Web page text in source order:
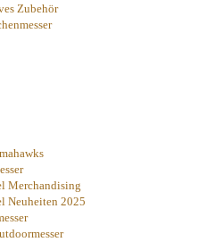
Zubehör
Merchandising
Neuheiten 2025